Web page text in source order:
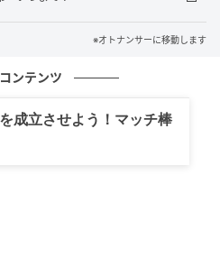
※オトナンサーに移動します
ンテンツ
成立させよう！マッチ棒